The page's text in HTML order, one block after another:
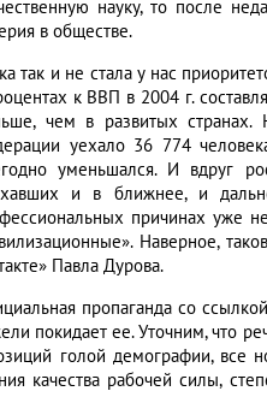
науку, то после
в обществе.
так и не стала у нас
к ВВП в 2004 г.
чем в развитых странах.
уехало 36 774
уменьшался. И вдруг
и в ближнее, и
причинах уже
Наверное,
Павла Дурова.
пропаганда со
покидает ее. Уточним, что
голой демографии, все
качества рабочей силы,